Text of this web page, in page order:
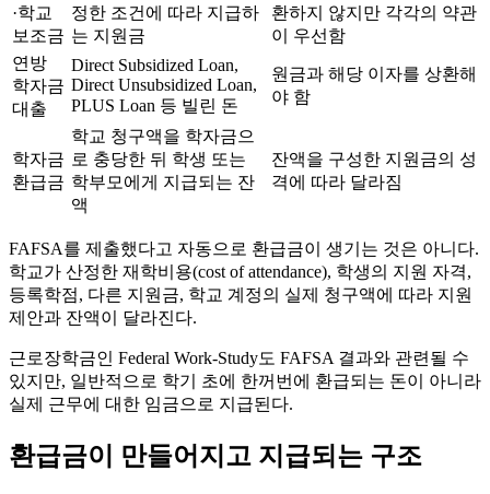
·학교
보조금
정한 조건에 따라 지급하
는 지원금
환하지 않지만 각각의 약관
이 우선함
연방
학자금
대출
Direct Subsidized Loan,
Direct Unsubsidized Loan,
PLUS Loan 등 빌린 돈
원금과 해당 이자를 상환해
야 함
학자금
환급금
학교 청구액을 학자금으
로 충당한 뒤 학생 또는
학부모에게 지급되는 잔
액
잔액을 구성한 지원금의 성
격에 따라 달라짐
FAFSA를 제출했다고 자동으로 환급금이 생기는 것은 아니다.
학교가 산정한 재학비용(cost of attendance), 학생의 지원 자격,
등록학점, 다른 지원금, 학교 계정의 실제 청구액에 따라 지원
제안과 잔액이 달라진다.
근로장학금인 Federal Work-Study도 FAFSA 결과와 관련될 수
있지만, 일반적으로 학기 초에 한꺼번에 환급되는 돈이 아니라
실제 근무에 대한 임금으로 지급된다.
환급금이 만들어지고 지급되는 구조